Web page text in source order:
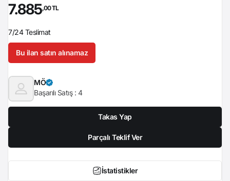
7.885,00 TL
7/24 Teslimat
Bu ilan satın alınamaz
MÖ
Başarılı Satış : 4
Takas Yap
Parçalı Teklif Ver
İstatistikler